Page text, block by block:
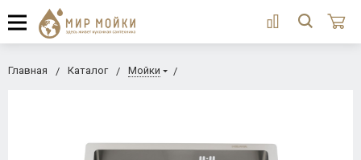
Главная Каталог Мойки